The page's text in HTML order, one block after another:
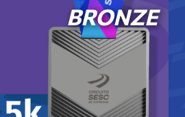
BRONZE